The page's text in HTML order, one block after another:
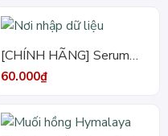
[CHÍNH HÃNG] Serum
Chấm Mụn An Toàn Cho
Nhận
60.000₫